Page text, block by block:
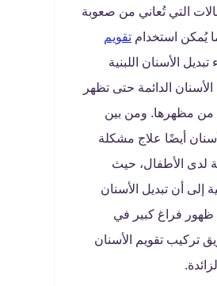
التي تُعاني من صعوبة
يُمكن استخدام تقويم
تبديل الأسنان اللبنية
الأسنان الدائمة حتى تظهر
مظهرها. ومن بين
أيضًا علاج مشكلة
لدى الأطفال، حيث
إلى أن تبديل الأسنان
ظهور فراغ كبير في
تركيب تقويم الأسنان